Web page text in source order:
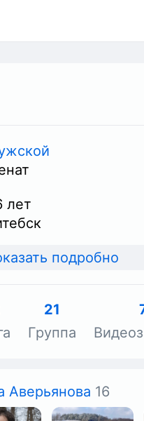
лет
подробно
21
Группа
Аверьянова 16